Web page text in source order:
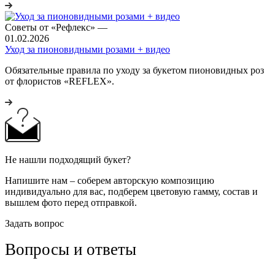
Советы от «Рефлекс» —
01.02.2026
Уход за пионовидными розами + видео
Обязательные правила по уходу за букетом пионовидных роз
от флористов «REFLEX».
Не нашли подходящий букет?
Напишите нам – соберем авторскую композицию
индивидуально для вас, подберем цветовую гамму, состав и
вышлем фото перед отправкой.
Задать вопрос
Вопросы и ответы